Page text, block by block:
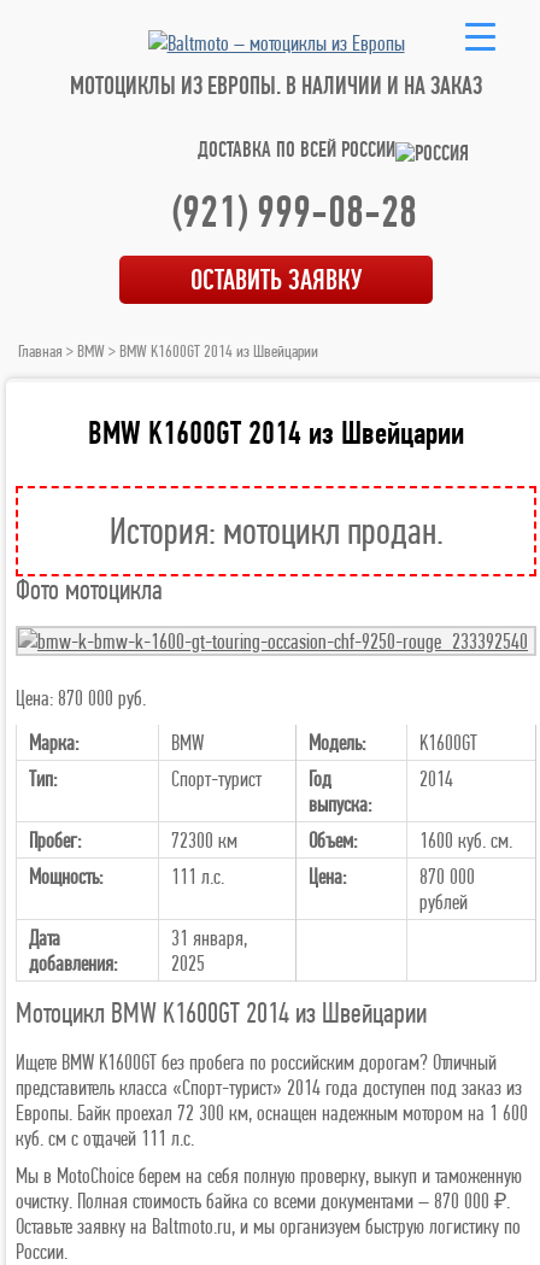
МОТОЦИКЛЫ ИЗ ЕВРОПЫ. В НАЛИЧИИ И НА ЗАКАЗ
ДОСТАВКА ПО ВСЕЙ РОССИИ
(921) 999-08-28
ОСТАВИТЬ ЗАЯВКУ
Главная > BMW> BMW K1600GT 2014 из Швейцарии
BMW K1600GT 2014 из Швейцарии
История: мотоцикл продан.
Фото мотоцикла
Цена: 870 000 руб.
Марка:
BMW Модель:
K1600GT
Тип:
Спорт-турист
Год
выпуска:
2014
Пробег: 72300 км Объем:
1600 куб. см.
Мощность:
111 л.с. Цена:
870 000
рублей
Дата
добавления:
31 января,
2025
Мотоцикл BMW K1600GT 2014 из Швейцарии
Ищете BMW K1600GT без пробега по российским дорогам? Отличный
представитель класса «Спорт-турист» 2014 года доступен под заказ из
Европы. Байк проехал 72 300 км, оснащен надежным мотором на 1 600
куб. см с отдачей 111 л.с.
Мы в MotoChoice берем на себя полную проверку, выкуп и таможенную
очистку. Полная стоимость байка со всеми документами – 870 000 ₽.
Оставьте заявку на Baltmoto.ru, и мы организуем быструю логистику по
России.